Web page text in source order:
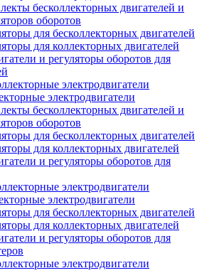
бесколлекторных двигателей и
оборотов
для бесколлекторных двигателей
для коллекторных двигателей
и регуляторы оборотов для
электродвигатели
электродвигатели
бесколлекторных двигателей и
оборотов
для бесколлекторных двигателей
для коллекторных двигателей
и регуляторы оборотов для
электродвигатели
электродвигатели
для бесколлекторных двигателей
для коллекторных двигателей
и регуляторы оборотов для
электродвигатели